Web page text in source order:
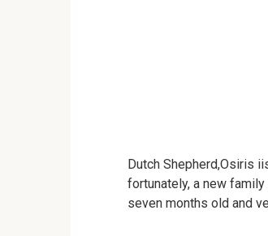
Dutch Shepherd,Osiris
fortunately, a new
seven months old and